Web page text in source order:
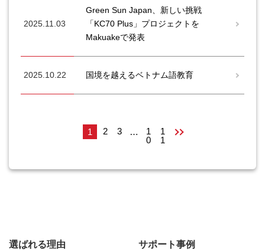
2025.11.03
Green Sun Japan、新しい挑戦
「KC70 Plus」プロジェクトを
Makuakeで発表
2025.10.22 国境を越えるベトナム語教育
1 2 3 …
1
0
1
1
選ばれる理由 サポート事例